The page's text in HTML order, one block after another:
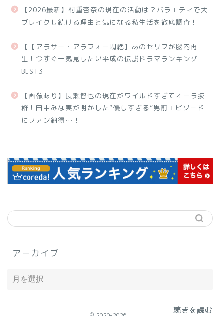
続きを読む
続きを読む
続きを読む
【2026最新】村重杏奈の現在の活動は？バラエティで大
ブレイクし続ける理由と気になる私生活を徹底調査！
【【アラサー・アラフォー悶絶】あのセリフが脳内再
生！今すぐ一気見したい平成の伝説ドラマランキング
BEST3
【画像あり】長瀬智也の現在がワイルドすぎてオーラ抜
群！田中みな実が明かした“優しすぎる”男前エピソード
にファン納得…！
アーカイブ